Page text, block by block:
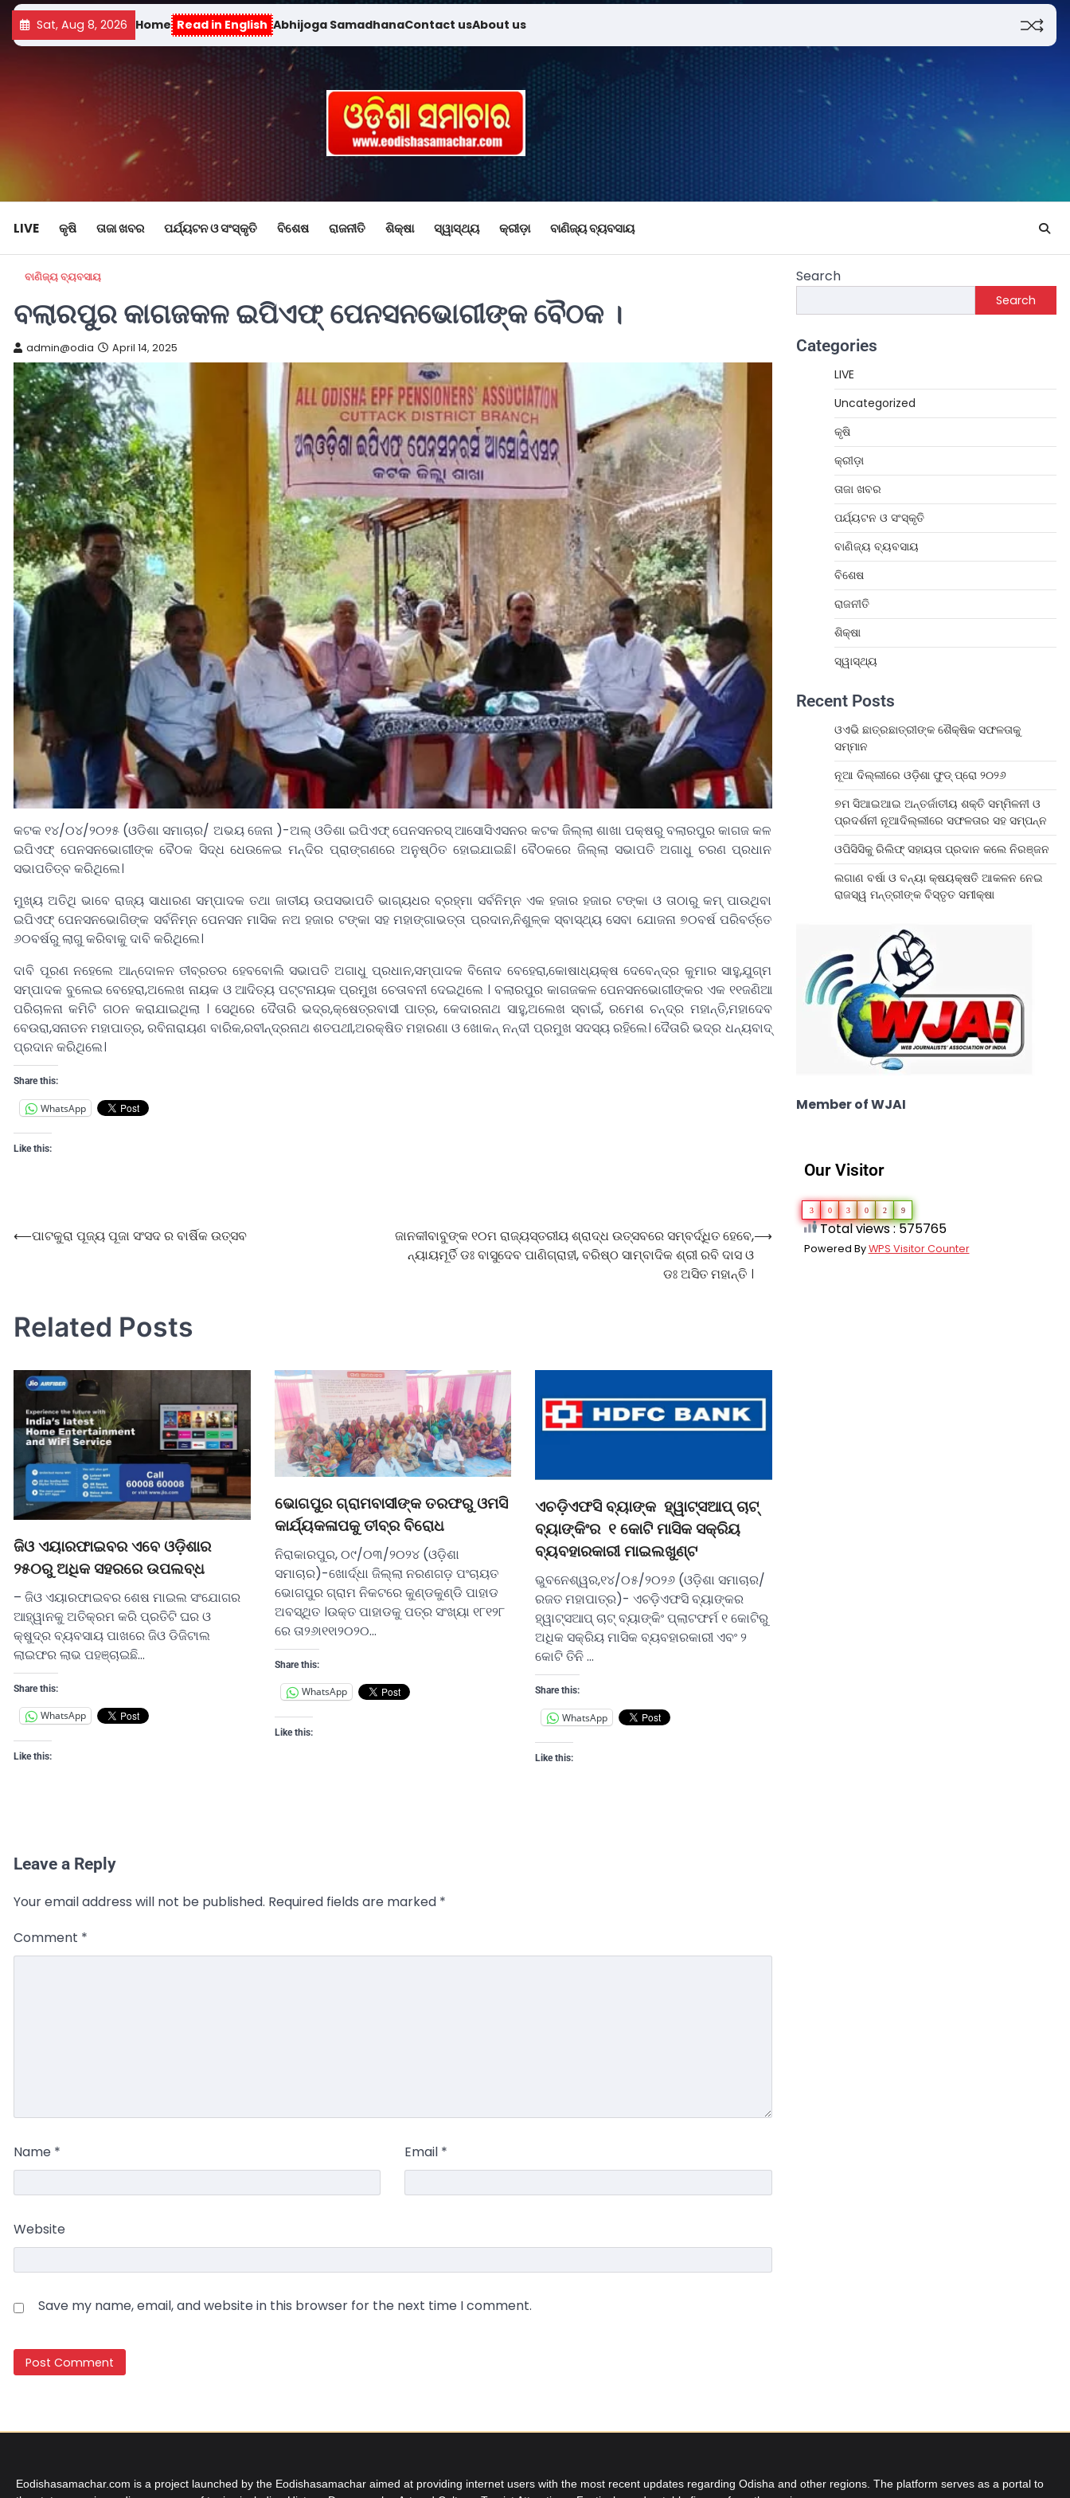
Sat, Aug 8, 2026 Home Read in English Abhijoga SamadhanaContact usAbout us
LIVE କୃଷି ତାଜା ଖବର ପର୍ଯ୍ୟଟନ ଓ ସଂସ୍କୃତି ବିଶେଷ ରାଜନୀତି ଶିକ୍ଷା ସ୍ୱାସ୍ଥ୍ୟ କ୍ରୀଡ଼ା ବାଣିଜ୍ୟ ବ୍ୟବସାୟ
ବାଣିଜ୍ୟ ବ୍ୟବସାୟ
ବଲାରପୁର କାଗଜକଳ ଇପିଏଫ୍ ପେନସନଭୋଗୀଙ୍କ ବୈଠକ ।
admin@odia April 14, 2025
କଟକ ୧୪/୦୪/୨୦୨୫ (ଓଡିଶା ସମାଚାର/ ଅଭୟ ଜେନା )-ଅଲ୍ ଓଡିଶା ଇପିଏଫ୍ ପେନସନରସ୍ ଆସୋସିଏସନର କଟକ ଜିଲ୍ଲା ଶାଖା ପକ୍ଷରୁ ବଲାରପୁର କାଗଜ କଳ
ଇପିଏଫ୍ ପେନସନଭୋଗୀଙ୍କ ବୈଠକ ସିଦ୍ଧ ଧେଉଳେଇ ମନ୍ଦିର ପ୍ରାଙ୍ଗଣରେ ଅନୁଷ୍ଠିତ ହୋଇଯାଇଛି। ବୈଠକରେ ଜିଲ୍ଲା ସଭାପତି ଅଗାଧୁ ଚରଣ ପ୍ରଧାନ
ସଭାପତିତ୍ବ କରିଥିଲେ।
ମୁଖ୍ୟ ଅତିଥି ଭାବେ ରାଜ୍ୟ ସାଧାରଣ ସମ୍ପାଦକ ତଥା ଜାତୀୟ ଉପସଭାପତି ଭାଗ୍ୟଧର ବ୍ରହ୍ମା ସର୍ବନିମ୍ନ ଏକ ହଜାର ହଜାର ଟଙ୍କା ଓ ତାଠାରୁ କମ୍ ପାଉଥିବା
ଇପିଏଫ୍ ପେନସନଭୋଗିଙ୍କ ସର୍ବନିମ୍ନ ପେନସନ ମାସିକ ନଅ ହଜାର ଟଙ୍କା ସହ ମହାଙ୍ଗାଭତ୍ତା ପ୍ରଦାନ,ନିଶୁଳ୍କ ସ୍ବାସ୍ଥ୍ୟ ସେବା ଯୋଜନା ୭୦ବର୍ଷ ପରିବର୍ତ୍ତେ
୬୦ବର୍ଷରୁ ଲାଗୁ କରିବାକୁ ଦାବି କରିଥିଲେ।
ଦାବି ପୂରଣ ନହେଲେ ଆନ୍ଦୋଳନ ତୀବ୍ରତର ହେବବୋଲି ସଭାପତି ଅଗାଧୁ ପ୍ରଧାନ,ସମ୍ପାଦକ ବିନୋଦ ବେହେରା,କୋଷାଧ୍ୟକ୍ଷ ଦେବେନ୍ଦ୍ର କୁମାର ସାହୁ,ଯୁଗ୍ମ
ସମ୍ପାଦକ ବୁଲେଇ ବେହେରା,ଅଲେଖ ନାୟକ ଓ ଆଦିତ୍ୟ ପଟ୍ଟନାୟକ ପ୍ରମୁଖ ଚେତାବନୀ ଦେଇଥିଲେ । ବଲାରପୁର କାଗଜକଳ ପେନସନଭୋଗୀଙ୍କର ଏକ ୧୧ଜଣିଆ
ପରିଚାଳନା କମିଟି ଗଠନ କରାଯାଇଥିଲା । ସେଥିରେ ଦୈତାରି ଭଦ୍ର,କ୍ଷେତ୍ରବାସୀ ପାତ୍ର, କେଦାରନାଥ ସାହୁ,ଅଲେଖ ସ୍ବାଇଁ, ରମେଶ ଚନ୍ଦ୍ର ମହାନ୍ତି,ମହାଦେବ
ବେଉରା,ସନାତନ ମହାପାତ୍ର, ରବିନାରାୟଣ ବାରିକ,ରବୀନ୍ଦ୍ରନାଥ ଶତପଥୀ,ଅରକ୍ଷିତ ମହାରଣା ଓ ଖୋକନ୍ ନନ୍ଦୀ ପ୍ରମୁଖ ସଦସ୍ୟ ରହିଲେ। ଦୈତାରି ଭଦ୍ର ଧନ୍ୟବାଦ୍
ପ୍ରଦାନ କରିଥିଲେ।
Share this:
WhatsApp
Like this:
⟵ପାଟକୁରା ପୂଜ୍ୟ ପୂଜା ସଂସଦ ର ବାର୍ଷିକ ଉତ୍ସବ
ଜାନକୀବାବୁଙ୍କ ୧୦ମ ରାଜ୍ୟସ୍ତରୀୟ ଶ୍ରାଦ୍ଧ ଉତ୍ସବରେ ସମ୍ବର୍ଦ୍ଧିତ ହେବେ,
ନ୍ୟାୟମୂର୍ତି ଡଃ ବାସୁଦେବ ପାଣିଗ୍ରାହୀ, ବରିଷ୍ଠ ସାମ୍ବାଦିକ ଶ୍ରୀ ରବି ଦାସ ଓ
ଡଃ ଅସିତ ମହାନ୍ତି ।
⟶
Related Posts
ଜିଓ ଏୟାରଫାଇବର ଏବେ ଓଡ଼ିଶାର
୨୫୦ରୁ ଅଧିକ ସହରରେ ଉପଲବ୍ଧ
– ଜିଓ ଏୟାରଫାଇବର ଶେଷ ମାଇଲ ସଂଯୋଗର
ଆହ୍ୱାନକୁ ଅତିକ୍ରମ କରି ପ୍ରତିଟି ଘର ଓ
କ୍ଷୁଦ୍ର ବ୍ୟବସାୟ ପାଖରେ ଜିଓ ଡିଜିଟାଲ
ଲାଇଫର ଲାଭ ପହଞ୍ଚାଇଛି…
Share this:
WhatsApp
Like this:
ଭୋଗପୁର ଗ୍ରାମବାସୀଙ୍କ ତରଫରୁ ଓମସି
କାର୍ଯ୍ୟକଳାପକୁ ତୀବ୍ର ବିରୋଧ
ନିରାକାରପୁର, ୦୯/୦୩/୨୦୨୪ (ଓଡ଼ିଶା
ସମାଚାର)-ଖୋର୍ଦ୍ଧା ଜିଲ୍ଲା ନରଣଗଡ଼ ପଂଚାୟତ
ଭୋଗପୁର ଗ୍ରାମ ନିକଟରେ କୁଣ୍ଡକୁଣ୍ଡି ପାହାଡ
ଅବସ୍ଥିତ ।ଉକ୍ତ ପାହାଡକୁ ପତ୍ର ସଂଖ୍ୟା ୧୮୧୨୮
ରେ ତା୨୬ା୧୧ା୨୦୨୦…
Share this:
WhatsApp
Like this:
ଏଚଡ଼ିଏଫସି ବ୍ୟାଙ୍କ ହ୍ୱାଟ୍ସଆପ୍ ଚାଟ୍
ବ୍ୟାଙ୍କିଂର ୧ କୋଟି ମାସିକ ସକ୍ରିୟ
ବ୍ୟବହାରକାରୀ ମାଇଲଖୁଣ୍ଟ
ଭୁବନେଶ୍ୱର,୧୪/୦୫/୨୦୨୬ (ଓଡ଼ିଶା ସମାଚାର/
ରଜତ ମହାପାତ୍ର)- ଏଚଡ଼ିଏଫସି ବ୍ୟାଙ୍କର
ହ୍ୱାଟ୍ସଆପ୍ ଚାଟ୍ ବ୍ୟାଙ୍କିଂ ପ୍ଲାଟଫର୍ମ ୧ କୋଟିରୁ
ଅଧିକ ସକ୍ରିୟ ମାସିକ ବ୍ୟବହାରକାରୀ ଏବଂ ୨
କୋଟି ତିନି …
Share this:
WhatsApp
Like this:
Leave a Reply
Your email address will not be published. Required fields are marked *
Comment *
Name * Email *
Website
Save my name, email, and website in this browser for the next time I comment.
Search
Search
Categories
LIVE
Uncategorized
କୃଷି
କ୍ରୀଡ଼ା
ତାଜା ଖବର
ପର୍ଯ୍ୟଟନ ଓ ସଂସ୍କୃତି
ବାଣିଜ୍ୟ ବ୍ୟବସାୟ
ବିଶେଷ
ରାଜନୀତି
ଶିକ୍ଷା
ସ୍ୱାସ୍ଥ୍ୟ
Recent Posts
ଓଏଭି ଛାତ୍ରଛାତ୍ରୀଙ୍କ ଶୈକ୍ଷିକ ସଫଳତାକୁ
ସମ୍ମାନ
ନୂଆ ଦିଲ୍ଲୀରେ ଓଡ଼ିଶା ଫୁଡ୍ ପ୍ରୋ ୨୦୨୬
୭ମ ସିଆଇଆଇ ଅନ୍ତର୍ଜାତୀୟ ଶକ୍ତି ସମ୍ମିଳନୀ ଓ
ପ୍ରଦର୍ଶନୀ ନୂଆଦିଲ୍ଲୀରେ ସଫଳତାର ସହ ସମ୍ପନ୍ନ
ଓପିସିସିକୁ ରିଲିଫ୍ ସହାୟତା ପ୍ରଦାନ କଲେ ନିରଞ୍ଜନ
ଲଗାଣ ବର୍ଷା ଓ ବନ୍ୟା କ୍ଷୟକ୍ଷତି ଆକଳନ ନେଇ
ରାଜସ୍ୱ ମନ୍ତ୍ରୀଙ୍କ ବିସ୍ତୃତ ସମୀକ୍ଷା
Member of WJAI
Our Visitor
3 0 3 0 2 9
Total views : 575765
Powered ByWPS Visitor Counter
Eodishasamachar.com is a project launched by the Eodishasamachar aimed at providing internet users with the most recent updates regarding Odisha and other regions. The platform serves as a portal to